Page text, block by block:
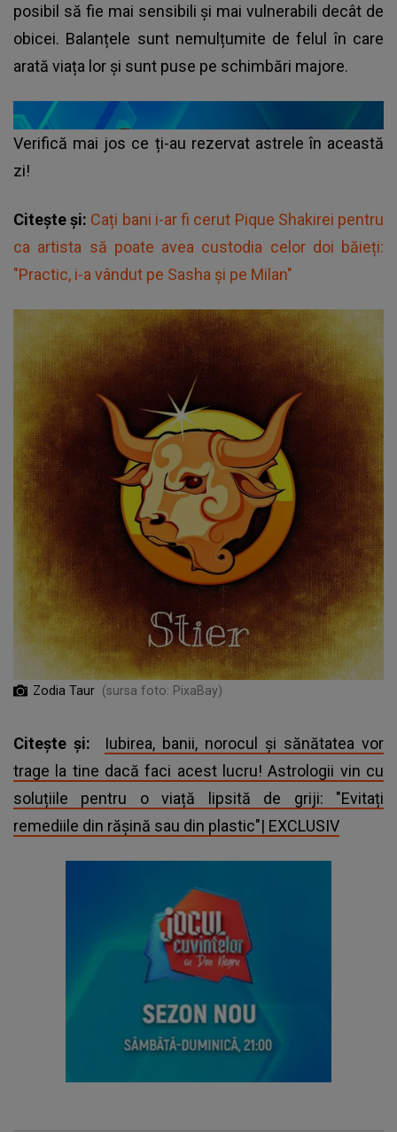
posibil să fie mai sensibili și mai vulnerabili decât de
obicei. Balanțele sunt nemulțumite de felul în care
arată viața lor și sunt puse pe schimbări majore.
Verifică mai jos ce ți-au rezervat astrele în această
zi!
Citește și: Cați bani i-ar fi cerut Pique Shakirei pentru
ca artista să poate avea custodia celor doi băieți:
"Practic, i-a vândut pe Sasha și pe Milan"
Zodia Taur (sursa foto: PixaBay)
Citește și: Iubirea, banii, norocul și sănătatea vor
trage la tine dacă faci acest lucru! Astrologii vin cu
soluțiile pentru o viață lipsită de griji: "Evitați
remediile din rășină sau din plastic"| EXCLUSIV